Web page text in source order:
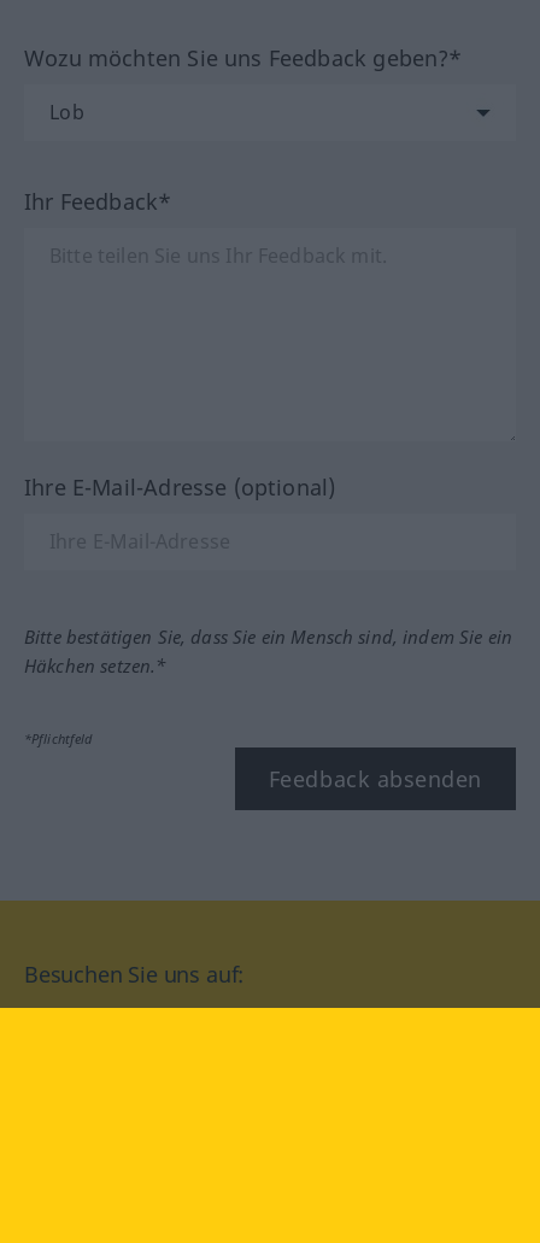
Wozu möchten Sie uns Feedback geben?*
Ihr Feedback*
Ihre E-Mail-Adresse (optional)
Bitte bestätigen Sie, dass Sie ein Mensch sind, indem Sie ein
Häkchen setzen.*
*Pflichtfeld
Feedback absenden
Besuchen Sie uns auf: